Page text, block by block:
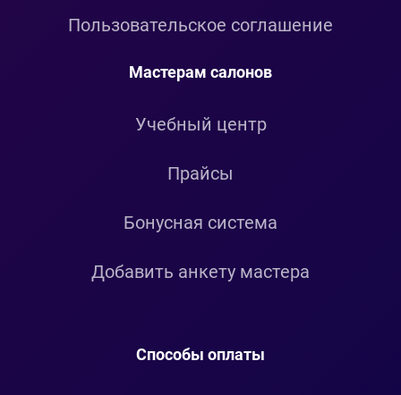
Пользовательское соглашение
Мастерам салонов
Учебный центр
Прайсы
Бонусная система
Добавить анкету мастера
Способы оплаты